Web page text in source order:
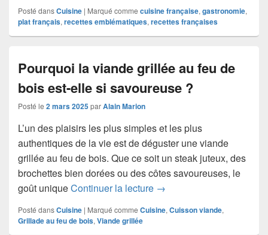
Posté dansCuisine | Marqué comme cuisine française, gastronomie,
plat français, recettes emblématiques, recettes françaises
Pourquoi la viande grillée au feu de
bois est-elle si savoureuse ?
Posté le 2 mars 2025parAlain Marion
L’un des plaisirs les plus simples et les plus
authentiques de la vie est de déguster une viande
grillée au feu de bois. Que ce soit un steak juteux, des
brochettes bien dorées ou des côtes savoureuses, le
goût uniqueContinuer la lecture Pourquoi la viande
→
Posté dansCuisine | Marqué comme Cuisine, Cuisson viande,
Grillade au feu de bois, Viande grillée